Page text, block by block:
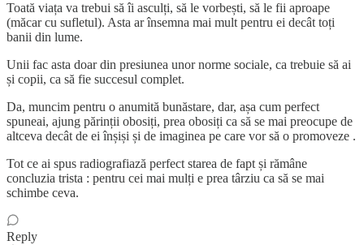
Toată viața va trebui să îi asculți, să le vorbești, să le fii aproape
(măcar cu sufletul). Asta ar însemna mai mult pentru ei decât toți
banii din lume.
Unii fac asta doar din presiunea unor norme sociale, ca trebuie să ai
și copii, ca să fie succesul complet.
Da, muncim pentru o anumită bunăstare, dar, așa cum perfect
spuneai, ajung părinții obosiți, prea obosiți ca să se mai preocupe de
altceva decât de ei înșiși și de imaginea pe care vor să o promoveze .
Tot ce ai spus radiografiază perfect starea de fapt și rămâne
concluzia trista : pentru cei mai mulți e prea târziu ca să se mai
schimbe ceva.
Reply